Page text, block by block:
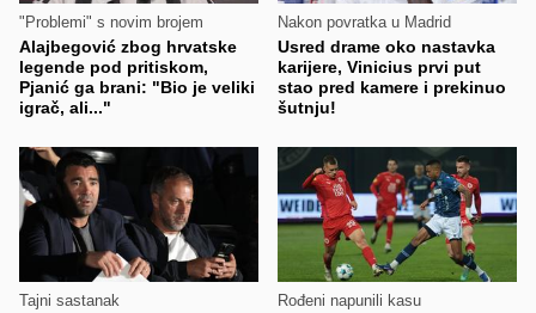
"Problemi" s novim brojem
Alajbegović zbog hrvatske
legende pod pritiskom,
Pjanić ga brani: "Bio je veliki
igrač, ali..."
Nakon povratka u Madrid
Usred drame oko nastavka
karijere, Vinicius prvi put
stao pred kamere i prekinuo
šutnju!
Tajni sastanak Rođeni napunili kasu